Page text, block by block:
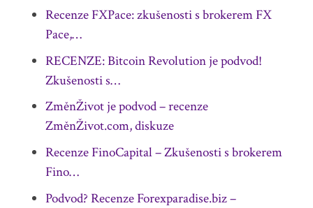
Recenze FXPace: zkušenosti s brokerem FX
Pace,…
RECENZE: Bitcoin Revolution je podvod!
Zkušenosti s…
ZměnŽivot je podvod – recenze
ZměnŽivot.com, diskuze
Recenze FinoCapital – Zkušenosti s brokerem
Fino…
Podvod? Recenze Forexparadise.biz –